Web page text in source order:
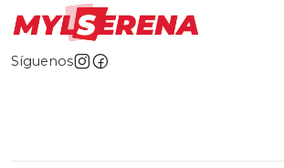
Síguenos